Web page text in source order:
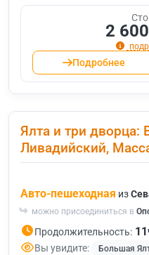
2
Подробнее
Ялта и три дворца:
Ливадийский,
Авто-пешеходная из
можно присоединиться в
Продолжительность:
Вы увидите: Большая